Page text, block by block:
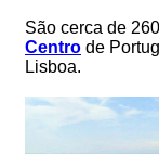
São cerca de
Centro de
Lisboa.